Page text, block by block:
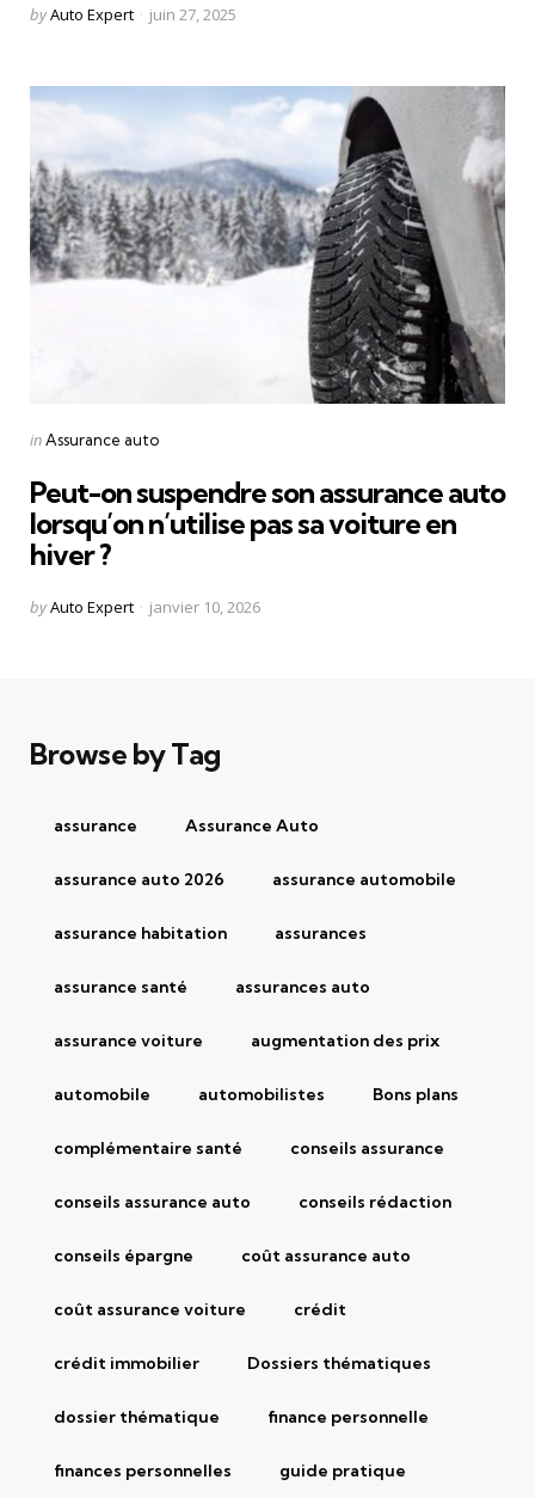
Posted
byAuto Expert juin 27, 2025
Categories
Posted
inAssurance auto
Peut-on suspendre son assurance auto
lorsqu’on n’utilise pas sa voiture en
hiver ?
Posted
byAuto Expert janvier 10, 2026
Browse by Tag
assurance Assurance Auto
assurance auto 2026 assurance automobile
assurance habitation assurances
assurance santé assurances auto
assurance voiture augmentation des prix
automobile automobilistes Bons plans
complémentaire santé conseils assurance
conseils assurance auto conseils rédaction
conseils épargne coût assurance auto
coût assurance voiture crédit
crédit immobilier Dossiers thématiques
dossier thématique finance personnelle
finances personnelles guide pratique